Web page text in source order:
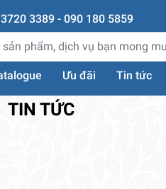
3389 - 090 180 5859
Ưu đãi Tin tức
TIN TỨC